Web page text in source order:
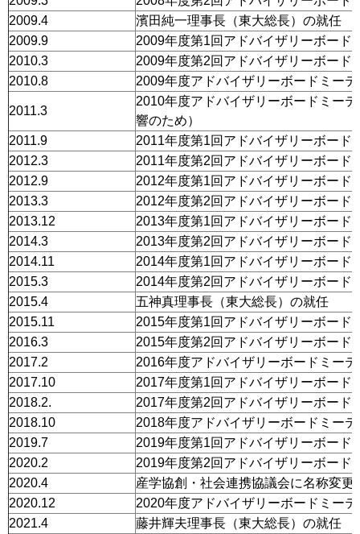
2009.4
濱田純一理事長（東大総長）の就任
2009.9
2009年度第1回アドバイザリーボード
2010.3
2009年度第2回アドバイザリーボード
2010.8
2009年度アドバイザリーボードミー
2011.3
2010年度アドバイザリーボードミー
響のため）
2011.9
2011年度第1回アドバイザリーボード
2012.3
2011年度第2回アドバイザリーボード
2012.9
2012年度第1回アドバイザリーボード
2013.3
2012年度第2回アドバイザリーボード
2013.12
2013年度第1回アドバイザリーボード
2014.3
2013年度第2回アドバイザリーボード
2014.11
2014年度第1回アドバイザリーボード
2015.3
2014年度第2回アドバイザリーボード
2015.4
五神真理事長（東大総長）の就任
2015.11
2015年度第1回アドバイザリーボード
2016.3
2015年度第2回アドバイザリーボード
2017.2
2016年度アドバイザリーボードミー
2017.10
2017年度第1回アドバイザリーボード
2018.2.
2017年度第2回アドバイザリーボード
2018.10
2018年度アドバイザリーボードミー
2019.7
2019年度第1回アドバイザリーボード
2020.2
2019年度第2回アドバイザリーボード
2020.4
産学協創・社会連携協議会に名称変更
2020.12
2020年度アドバイザリーボードミー
2021.4
藤井輝夫理事長（東大総長）の就任